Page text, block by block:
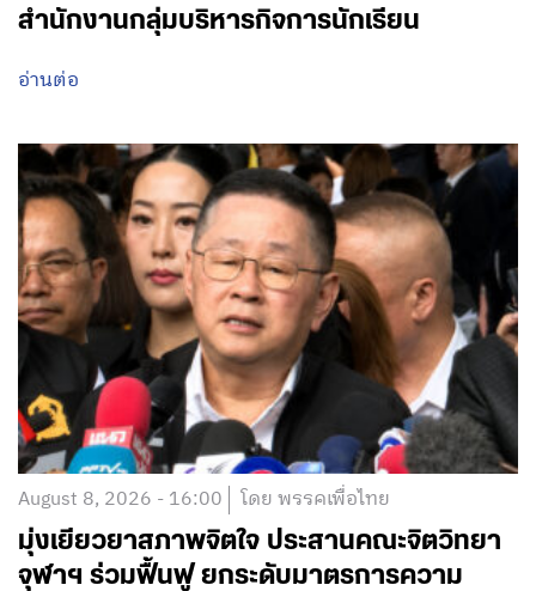
สำนักงานกลุ่มบริหารกิจการนักเรียน
อ่านต่อ
August 8, 2026 - 16:00 โดย พรรคเพื่อไทย
มุ่งเยียวยาสภาพจิตใจ ประสานคณะจิตวิทยา
จุฬาฯ ร่วมฟื้นฟู ยกระดับมาตรการความ